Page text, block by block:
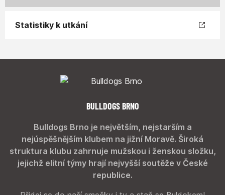
Statistiky k utkání
BULLDOGS BRNO
Bulldogs Brno je největším, nejstarším a
nejúspěšnějším klubem na jižní Moravě. Široká
struktura klubu zahrnuje mužskou i ženskou složku,
jejichž elitní týmy hrají nejvyšší soutěže v České
republice.